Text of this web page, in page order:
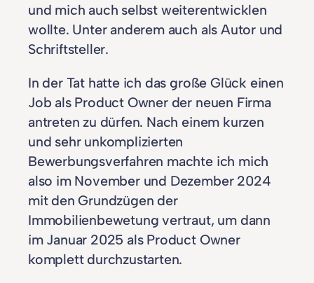
und mich auch selbst weiterentwicklen
wollte. Unter anderem auch als Autor und
Schriftsteller.
In der Tat hatte ich das große Glück einen
Job als Product Owner der neuen Firma
antreten zu dürfen. Nach einem kurzen
und sehr unkomplizierten
Bewerbungsverfahren machte ich mich
also im November und Dezember 2024
mit den Grundzügen der
Immobilienbewetung vertraut, um dann
im Januar 2025 als Product Owner
komplett durchzustarten.